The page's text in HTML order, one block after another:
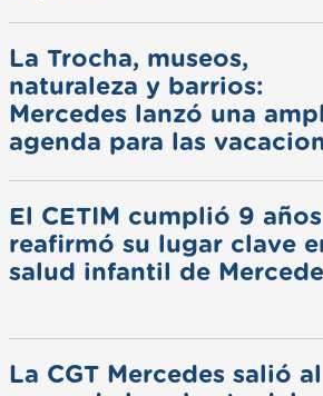
La Trocha, museos,
naturaleza y barrios:
Mercedes lanzó una
agenda para las
El CETIM cumplió 9
reafirmó su lugar clave
salud infantil de
La CGT Mercedes salió al